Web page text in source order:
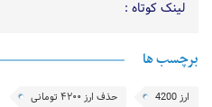
لینک کوتاه :
برچسب ها
ارز 4200 حذف ارز ۴۲۰۰ تومانی